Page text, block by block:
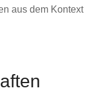
aus dem Kontext